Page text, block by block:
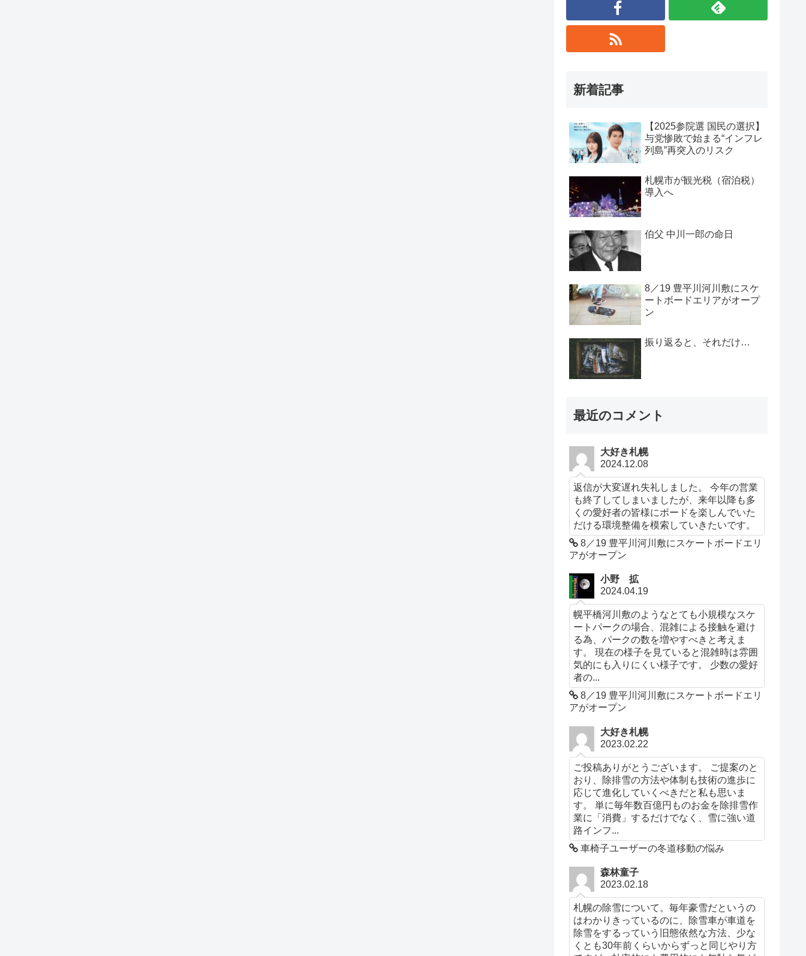
新着記事
【2025参院選 国民の選択】
与党惨敗で始まる“インフレ
列島”再突入のリスク
札幌市が観光税（宿泊税）
導入へ
伯父 中川一郎の命日
8／19 豊平川河川敷にスケ
ートボードエリアがオープ
ン
振り返ると、それだけ…
最近のコメント
大好き札幌
2024.12.08
返信が大変遅れ失礼しました。 今年の営業
も終了してしまいましたが、来年以降も多
くの愛好者の皆様にボードを楽しんでいた
だける環境整備を模索していきたいです。
8／19 豊平川河川敷にスケートボードエリ
アがオープン
小野 拡
2024.04.19
幌平橋河川敷のようなとても小規模なスケ
ートパークの場合、混雑による接触を避け
る為、パークの数を増やすべきと考えま
す。 現在の様子を見ていると混雑時は雰囲
気的にも入りにくい様子です。 少数の愛好
者の...
8／19 豊平川河川敷にスケートボードエリ
アがオープン
大好き札幌
2023.02.22
ご投稿ありがとうございます。 ご提案のと
おり、除排雪の方法や体制も技術の進歩に
応じて進化していくべきだと私も思いま
す。 単に毎年数百億円ものお金を除排雪作
業に「消費」するだけでなく、雪に強い道
路インフ...
車椅子ユーザーの冬道移動の悩み
森林童子
2023.02.18
札幌の除雪について。毎年豪雪だというの
はわかりきっているのに、除雪車が車道を
除雪をするっていう旧態依然な方法、少な
くとも30年前くらいからずっと同じやり方